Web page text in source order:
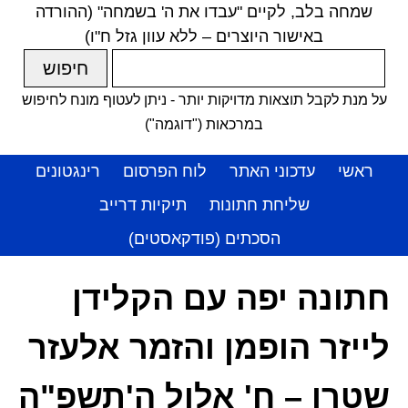
שמחה בלב, לקיים "עבדו את ה' בשמחה" (ההורדה
באישור היוצרים – ללא עוון גזל ח"ו)
על מנת לקבל תוצאות מדויקות יותר - ניתן לעטוף מונח לחיפוש
במרכאות ("דוגמה")
ראשי עדכוני האתר לוח הפרסום
רינגטונים
שליחת חתונות
תיקיות דרייב
הסכתים (פודקאסטים)
חתונה יפה עם הקלידן
לייזר הופמן והזמר אלעזר
שטרן – ח' אלול ה'תשפ"ה